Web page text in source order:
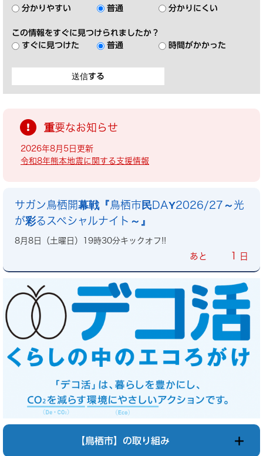
分かりやすい 普通 分かりにくい
この情報をすぐに見つけられましたか？
すぐに見つけた
普通 時間がかかった
重要なお知らせ
2026年8月5日更新
令和8年熊本地震に関する支援情報
サガン鳥栖開幕戦『鳥栖市民DAY2026/27～光
が彩るスペシャルナイト～』
8月8日（土曜日）19時30分キックオフ!!
あと 1 日
【鳥栖市】の取り組み